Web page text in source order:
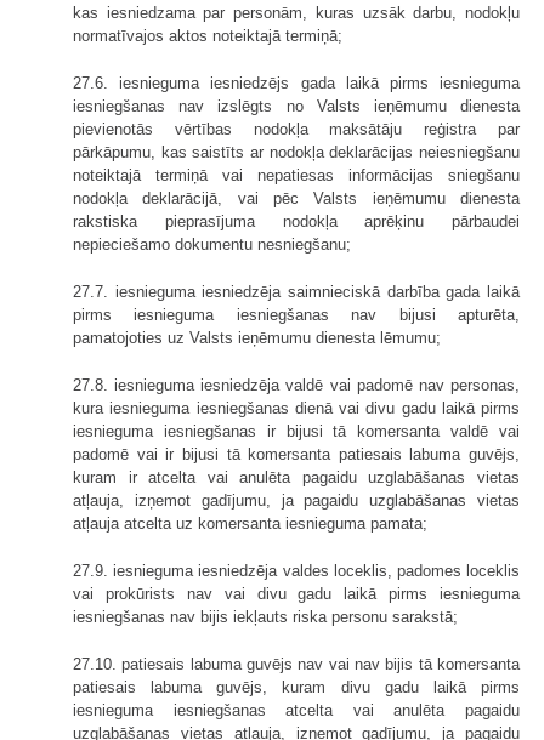
kas iesniedzama par personām, kuras uzsāk darbu, nodokļu
normatīvajos aktos noteiktajā termiņā;
27.6. iesnieguma iesniedzējs gada laikā pirms iesnieguma
iesniegšanas nav izslēgts no Valsts ieņēmumu dienesta
pievienotās vērtības nodokļa maksātāju reģistra par
pārkāpumu, kas saistīts ar nodokļa deklarācijas neiesniegšanu
noteiktajā termiņā vai nepatiesas informācijas sniegšanu
nodokļa deklarācijā, vai pēc Valsts ieņēmumu dienesta
rakstiska pieprasījuma nodokļa aprēķinu pārbaudei
nepieciešamo dokumentu nesniegšanu;
27.7. iesnieguma iesniedzēja saimnieciskā darbība gada laikā
pirms iesnieguma iesniegšanas nav bijusi apturēta,
pamatojoties uz Valsts ieņēmumu dienesta lēmumu;
27.8. iesnieguma iesniedzēja valdē vai padomē nav personas,
kura iesnieguma iesniegšanas dienā vai divu gadu laikā pirms
iesnieguma iesniegšanas ir bijusi tā komersanta valdē vai
padomē vai ir bijusi tā komersanta patiesais labuma guvējs,
kuram ir atcelta vai anulēta pagaidu uzglabāšanas vietas
atļauja, izņemot gadījumu, ja pagaidu uzglabāšanas vietas
atļauja atcelta uz komersanta iesnieguma pamata;
27.9. iesnieguma iesniedzēja valdes loceklis, padomes loceklis
vai prokūrists nav vai divu gadu laikā pirms iesnieguma
iesniegšanas nav bijis iekļauts riska personu sarakstā;
27.10. patiesais labuma guvējs nav vai nav bijis tā komersanta
patiesais labuma guvējs, kuram divu gadu laikā pirms
iesnieguma iesniegšanas atcelta vai anulēta pagaidu
uzglabāšanas vietas atļauja, izņemot gadījumu, ja pagaidu